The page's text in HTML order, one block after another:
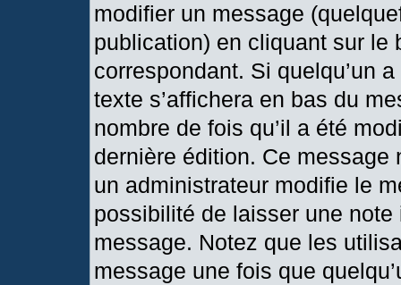
modifier un message
publication) en cliquant sur le
correspondant. Si quelqu’un
texte s’affichera en bas du
nombre de fois qu’il a été
dernière édition. Ce message
un administrateur modifie le
possibilité de laisser une
message. Notez que les
message une fois que